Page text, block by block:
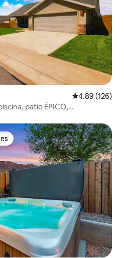
Calificación
4.89 (126)
patio ÉPICO,
preferido